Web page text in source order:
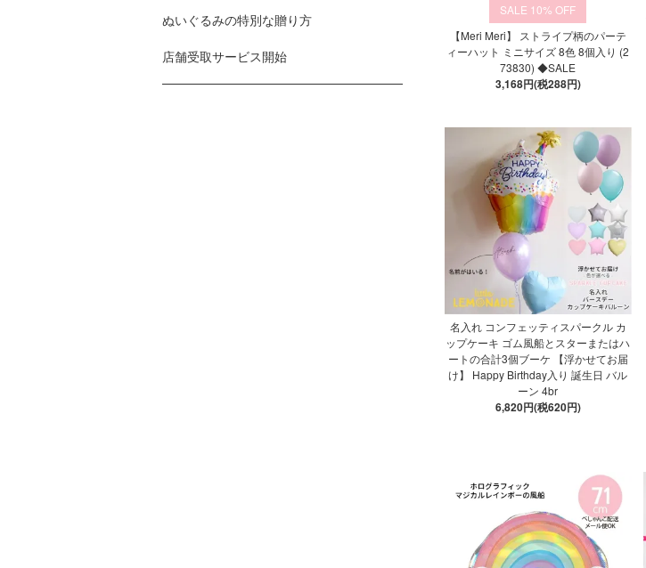
10%
【Meri Meri】 ストライプ柄のパーテ
ィーハット ミニサイズ 8色 8個入り (2
73830) ◆SALE
3,168円(税288円)
名入れ コンフェッティスパークル カ
ップケーキ ゴム風船とスターまたはハ
ートの合計3個ブーケ 【浮かせてお届
け】 Happy Birthday入り 誕生日 バル
ーン 4br
6,820円(税620円)
ぬいぐるみの特別な贈り方
店舗受取サービス開始